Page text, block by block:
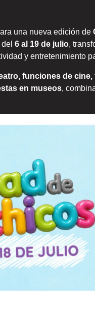
una nueva edición de
6 al 19 de julio,
y entretenimiento
funciones de
en museos,